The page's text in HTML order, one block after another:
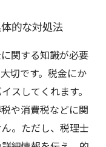
的な対処法
関する知識が必要
切です。税金にか
スしてくれます。
や消費税などに関
。ただし、税理士